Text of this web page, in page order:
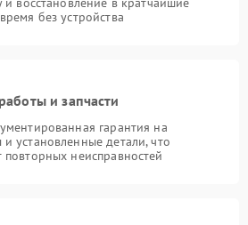
без устройства
и запчасти
гарантия на
установленные детали, что
неисправностей